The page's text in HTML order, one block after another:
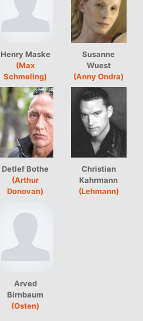
Henry Maske
(Max
Schmeling)
Susanne
Wuest
(Anny Ondra)
Detlef Bothe
(Arthur
Donovan)
Christian
Kahrmann
(Lehmann)
Arved
Birnbaum
(Osten)